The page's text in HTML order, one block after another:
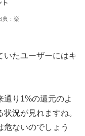
典：楽
いたユーザーにはキ
通り1%の還元のよ
況が見れますね。
ないのでしょう